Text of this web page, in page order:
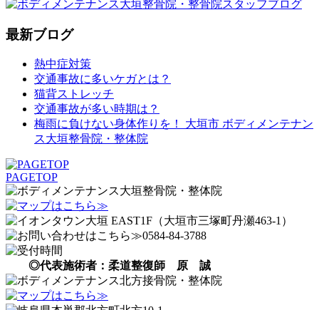
最新ブログ
熱中症対策
交通事故に多いケガとは？
猫背ストレッチ
交通事故が多い時期は？
梅雨に負けない身体作りを！ 大垣市 ボディメンテナン
ス大垣整骨院・整体院
PAGETOP
◎代表施術者：柔道整復師 原 誠